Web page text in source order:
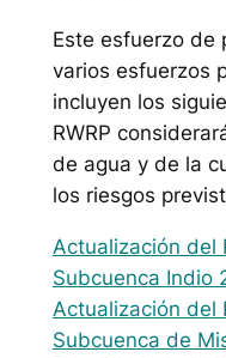
Este esfuerzo de
varios esfuerzos
incluyen los
RWRP
de agua y de la
los riesgos
Actualización del
Subcuenca Indio
Actualización del
Subcuenca de